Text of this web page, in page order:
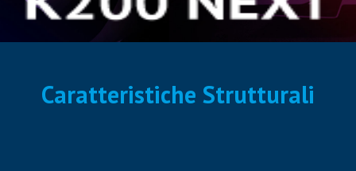
Caratteristiche Strutturali